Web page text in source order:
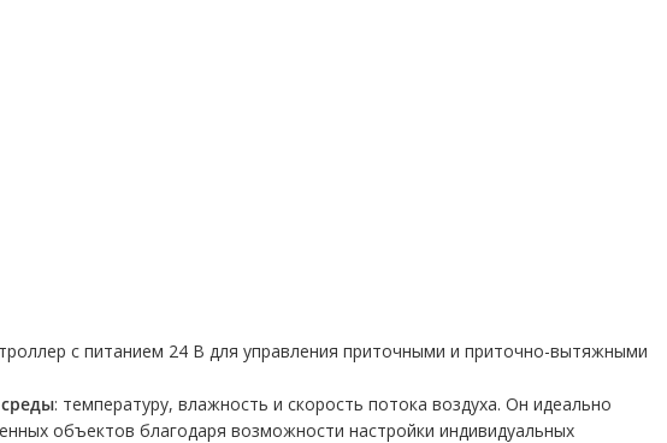
с питанием 24 В для управления приточными и приточно-вытяжными
: температуру, влажность и скорость потока воздуха. Он идеально
объектов благодаря возможности настройки индивидуальных